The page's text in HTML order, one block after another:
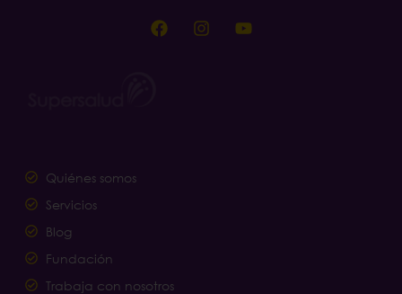
Quiénes somos
Servicios
Blog
Fundación
Trabaja con nosotros